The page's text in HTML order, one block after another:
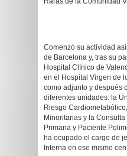
Comenzó su actividad
de Barcelona y, tras su
Hospital Clínico de
en el Hospital Virgen de
como adjunto y después
diferentes unidades: la
Riesgo
Minoritarias y la
Primaria y Paciente
ha ocupado el cargo de
Interna en ese mismo